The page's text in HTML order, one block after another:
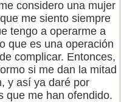
considero una mujer
me siento siempre
tengo a operarme a
que es una operación
complicar. Entonces,
si me dan la mitad
y así ya daré por
que me han ofendido.